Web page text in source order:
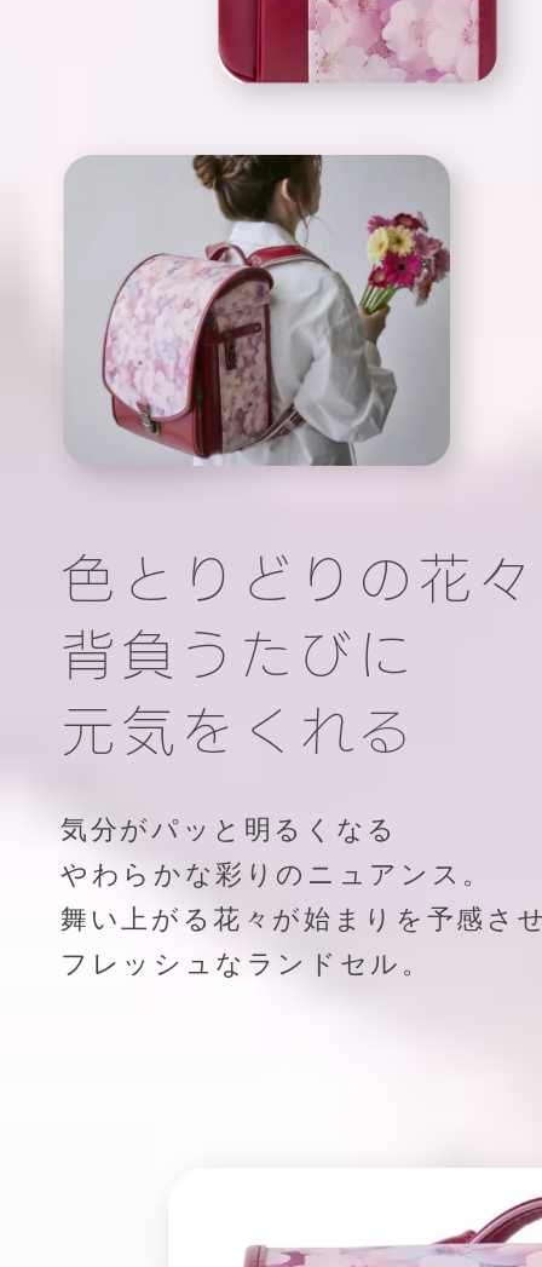
色とりどりの花
背負うたびに
元気をくれる
気分がパッと明るくなる
やわらかな彩りのニュアンス。
舞い上がる花々が始まりを予感さ
フレッシュなランドセル。